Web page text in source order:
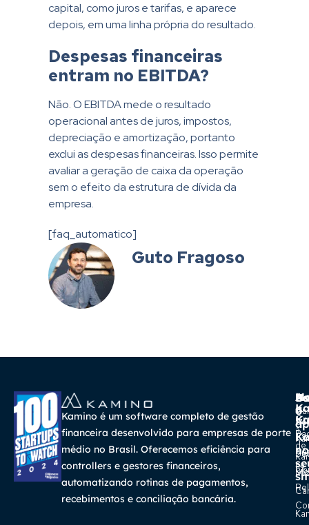
capital, como juros e tarifas, e aparece
depois, em uma linha própria do resultado.
Despesas financeiras
entram no EBITDA?
Não. O EBITDA mede o resultado
operacional antes de juros, impostos,
depreciação e amortização, portanto
exclui as despesas financeiras. Isso permite
avaliar a geração de caixa da operação
sem o efeito da estrutura de dívida da
empresa.
[faq_automatico]
Guto Fragoso
Kamino é um software completo de gestão
financeira desenvolvido para empresas de porte
médio no Brasil. Oferecemos eficiência para
controllers e gestores financeiros,
automatizando rotinas de pagamentos,
recebimentos e conciliação bancária.
A
a
na
a
de
o
no